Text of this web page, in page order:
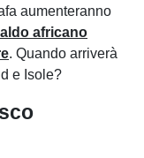
aumenteranno
africano
. Quando arriverà
e Isole?